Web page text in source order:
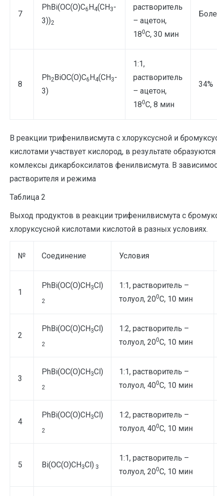
7
PhBi(OС(O)С6 Н 4(CH 3-
3))2
растворитель
– ацетон,
180С, 30 мин
8
Ph2 BiOС(O)С6 Н 4(CH 3-
3)
1:1,
растворитель
– ацетон,
180С, 8 мин
34%
В реакции трифенилвисмута с хлоруксусной и
кислотами участвует кислород, в результате образуются
комлексы дикарбоксилатов фенилвисмута. В
растворителя и режима
Таблица 2
Выход продуктов в реакции трифенилвисмута с
хлоруксусной кислотами кислотой в разных условиях.
№ Соединение Условия
1
PhBi(OС(O)СН 3Cl)
2
1:1, растворитель –
толуол, 200С, 10 мин
2
PhBi(OС(O)СН 3Cl)
2
1:2, растворитель –
толуол, 200С, 10 мин
3
PhBi(OС(O)СН 3Cl)
2
1:1, растворитель –
толуол, 400С, 10 мин
4
PhBi(OС(O)СН 3Cl)
2
1:2, растворитель –
толуол, 400С, 10 мин
5 Bi(OС(O)СН 3Cl) 3
1:1, растворитель –
толуол, 200С, 10 мин